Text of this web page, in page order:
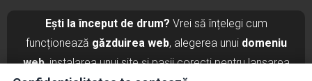
Ești la început de drum? Vrei să înțelegi cum
funcționează găzduirea web, alegerea unui domeniu
web, instalarea unui site și pașii corecți pentru lansarea